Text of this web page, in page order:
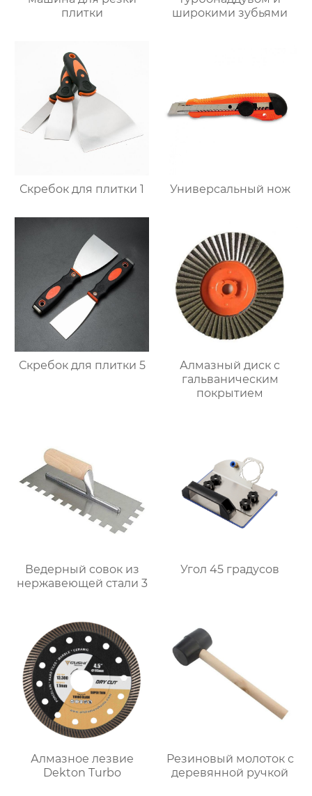
плитки
широкими зубьями
Скребок для плитки 1 Универсальный нож
Скребок для плитки 5
Алмазный диск с
гальваническим
покрытием
Ведерный совок из
нержавеющей стали 3
Угол 45 градусов
Алмазное лезвие
Dekton Turbo
Резиновый молоток с
деревянной ручкой